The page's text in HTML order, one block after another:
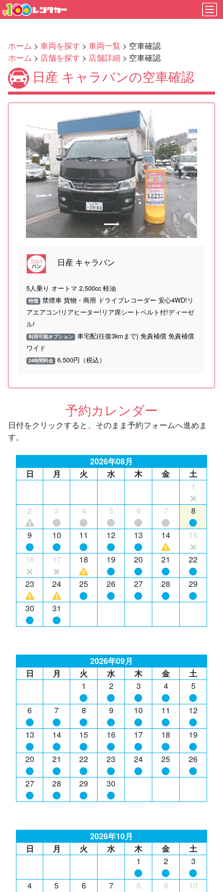
ホーム > 車両を探す > 車両一覧 > 空車確認
ホーム > 店舗を探す > 店舗詳細 > 空車確認
日産 キャラバンの空車確認
Previous Next
日産 キャラバン
5人乗り オートマ 2,500cc 軽油
特徴 禁煙車 貨物・商用 ドライブレコーダー 安心4WD!リ
アエアコン!リアヒーター!リア席シートベルト付!ディーゼ
ル!
利用可能オプション 車宅配(往復3kmまで) 免責補償 免責補償
ワイド
24時間料金 6,500円（税込）
予約カレンダー
日付をクリックすると、そのまま予約フォームへ進めま
す。
2026年08月
日
月 火 水 木 金
土
1
2 3 4 5 6 7 8
9 10 11 12 13 14 15
16 17 18 19 20 21 22
23 24 25 26 27 28 29
30 31
2026年09月
日
月 火 水 木 金
土
1
2 3 4 5
6 7 8 9 10 11 12
13 14 15 16 17 18 19
20 21 22 23 24 25 26
27 28 29 30
2026年10月
日
月 火 水 木 金
土
1
2 3
4 5 6 7 8 9 10